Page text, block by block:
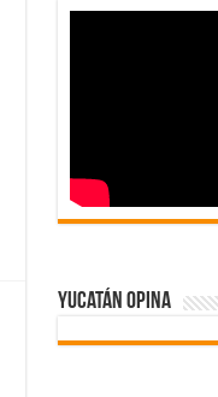
Yucatán Opina